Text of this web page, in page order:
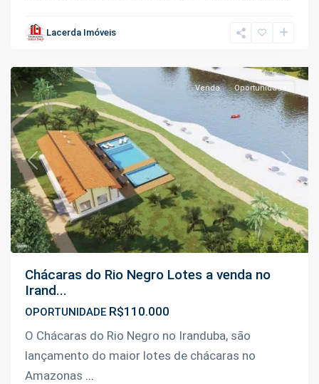
Lacerda Imóveis
Urbano,
Previous Next
Venda Oportunidade
Chácaras do Rio Negro Lotes a venda no
Irand...
OPORTUNIDADE R$110.000
O Chácaras do Rio Negro no Iranduba, são
lançamento do maior lotes de chácaras no
Amazonas ...